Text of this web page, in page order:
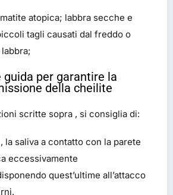
atopica; labbra secche e
tagli causati dal freddo o
per garantire la
della cheilite
scritte sopra , si consiglia di:
saliva a contatto con la parete
eccessivamente
quest’ultime all’attacco